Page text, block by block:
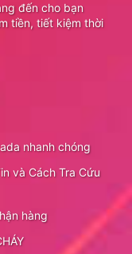
đến cho bạn
tiền, tiết kiệm thời
nhanh chóng
và Cách Tra Cứu
hàng